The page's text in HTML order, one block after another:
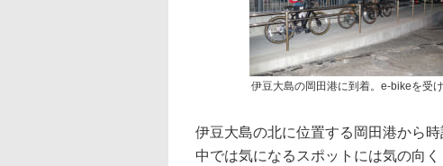
伊豆大島の岡田港に到着。e-bikeを受
伊豆大島の北に位置する岡田港から
中では気になるスポットには気の向